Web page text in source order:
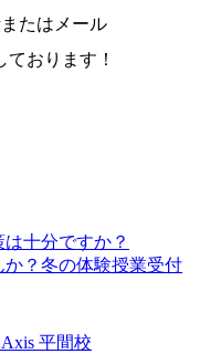
たはメール
ております！
十分ですか？
？冬の体験授業受付
平間校